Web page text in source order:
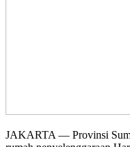
JAKARTA — Provinsi